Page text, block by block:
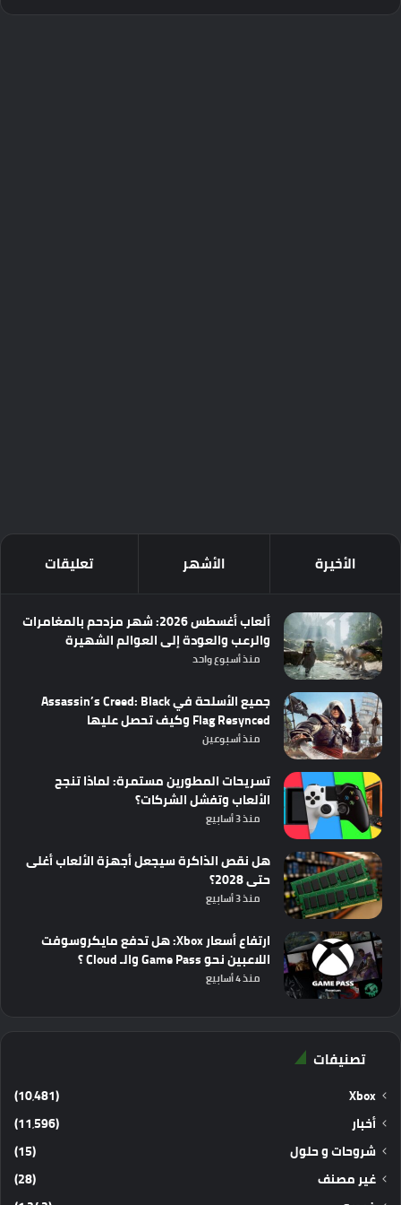
الأخيرة الأشهر تعليقات
ألعاب أغسطس 2026: شهر مزدحم بالمغامرات
والرعب والعودة إلى العوالم الشهيرة
منذ أسبوع واحد
جميع الأسلحة في Assassin’s Creed: Black
Flag Resynced وكيف تحصل عليها
منذ أسبوعين
تسريحات المطورين مستمرة: لماذا تنجح
الألعاب وتفشل الشركات؟
منذ 3 أسابيع
هل نقص الذاكرة سيجعل أجهزة الألعاب أغلى
حتى 2028؟
منذ 3 أسابيع
ارتفاع أسعار Xbox: هل تدفع مايكروسوفت
اللاعبين نحو Game Pass والـ Cloud ؟
منذ 4 أسابيع
تصنيفات
Xbox
(10٬481)
أخبار
(11٬596)
شروحات و حلول
(15)
غير مصنف
(28)